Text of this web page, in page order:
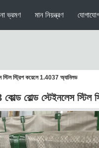
ভ্রমণ মান নিয়ন্ত্রণ
স্ট্রিপ কয়েলে 1.4037 অ্যানিলড
রোল্ড স্টেইনলেস স্টিল